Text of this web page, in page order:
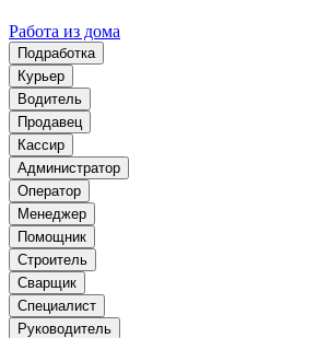
Работа из дома
Подработка
Курьер
Водитель
Продавец
Кассир
Администратор
Оператор
Менеджер
Помощник
Строитель
Сварщик
Специалист
Руководитель